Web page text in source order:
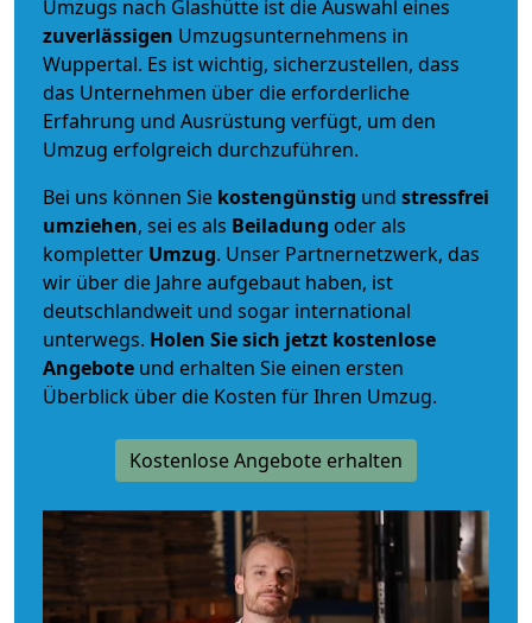
Umzugs nach Glashütte ist die Auswahl eines
zuverlässigen Umzugsunternehmens in
Wuppertal. Es ist wichtig, sicherzustellen, dass
das Unternehmen über die erforderliche
Erfahrung und Ausrüstung verfügt, um den
Umzug erfolgreich durchzuführen.
Bei uns können Sie kostengünstig und stressfrei
umziehen, sei es als Beiladung oder als
kompletter Umzug. Unser Partnernetzwerk, das
wir über die Jahre aufgebaut haben, ist
deutschlandweit und sogar international
unterwegs. Holen Sie sich jetzt kostenlose
Angebote und erhalten Sie einen ersten
Überblick über die Kosten für Ihren Umzug.
Kostenlose Angebote erhalten